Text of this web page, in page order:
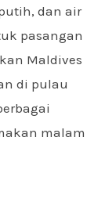
dan air
pasangan
Maldives
di pulau
malam